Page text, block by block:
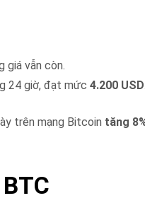
giá vẫn còn.
24 giờ, đạt mức4.200 USD
trên mạng Bitcoin tăng